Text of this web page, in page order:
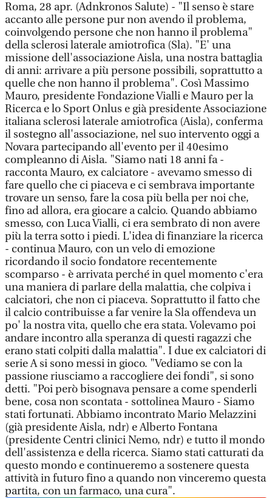
Roma, 28 apr. (Adnkronos Salute) - "Il senso è stare
accanto alle persone pur non avendo il problema,
coinvolgendo persone che non hanno il problema"
della sclerosi laterale amiotrofica (Sla). "E' una
missione dell'associazione Aisla, una nostra battaglia
di anni: arrivare a più persone possibili, soprattutto a
quelle che non hanno il problema". Così Massimo
Mauro, presidente Fondazione Vialli e Mauro per la
Ricerca e lo Sport Onlus e già presidente Associazione
italiana sclerosi laterale amiotrofica (Aisla), conferma
il sostegno all'associazione, nel suo intervento oggi a
Novara partecipando all'evento per il 40esimo
compleanno di Aisla. "Siamo nati 18 anni fa -
racconta Mauro, ex calciatore - avevamo smesso di
fare quello che ci piaceva e ci sembrava importante
trovare un senso, fare la cosa più bella per noi che,
fino ad allora, era giocare a calcio. Quando abbiamo
smesso, con Luca Vialli, ci era sembrato di non avere
più la terra sotto i piedi. L'idea di finanziare la ricerca
- continua Mauro, con un velo di emozione
ricordando il socio fondatore recentemente
scomparso - è arrivata perché in quel momento c'era
una maniera di parlare della malattia, che colpiva i
calciatori, che non ci piaceva. Soprattutto il fatto che
il calcio contribuisse a far venire la Sla offendeva un
po' la nostra vita, quello che era stata. Volevamo poi
andare incontro alla speranza di questi ragazzi che
erano stati colpiti dalla malattia". I due ex calciatori di
serie A si sono messi in gioco. "Vediamo se con la
passione riusciamo a raccogliere dei fondi", si sono
detti. "Poi però bisognava pensare a come spenderli
bene, cosa non scontata - sottolinea Mauro - Siamo
stati fortunati. Abbiamo incontrato Mario Melazzini
(già presidente Aisla, ndr) e Alberto Fontana
(presidente Centri clinici Nemo, ndr) e tutto il mondo
dell'assistenza e della ricerca. Siamo stati catturati da
questo mondo e continueremo a sostenere questa
attività in futuro fino a quando non vinceremo questa
partita, con un farmaco, una cura".